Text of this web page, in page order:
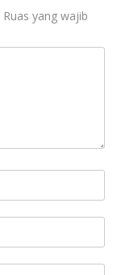
Ruas yang wajib